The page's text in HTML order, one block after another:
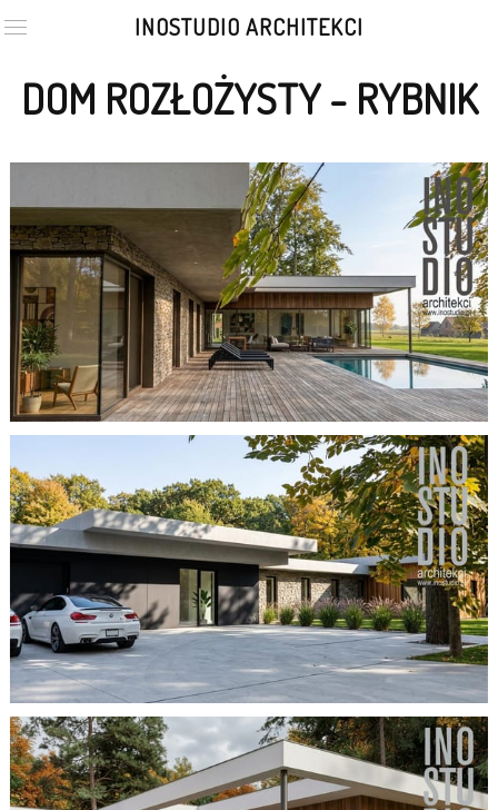
INOSTUDIO ARCHITEKCI
DOM ROZŁOŻYSTY - RYBNIK